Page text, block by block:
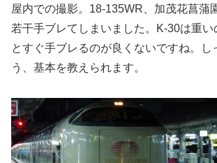
屋内での撮影。18-135WR、加茂花菖蒲
若干手ブレてしまいました。K-30は重い
とすぐ手ブレるのが良くないですね。し
う、基本を教えられます。